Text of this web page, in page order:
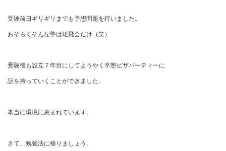
受験前日ギリギリまでも予想問題を行いました。
おそらくそんな塾は雄飛会だけ（笑）
受験後も設立７年目にしてようやく卒塾ピザパーティーに
話を持っていくことができました。
本当に環境に恵まれています。
さて、勉強法に移りましょう。